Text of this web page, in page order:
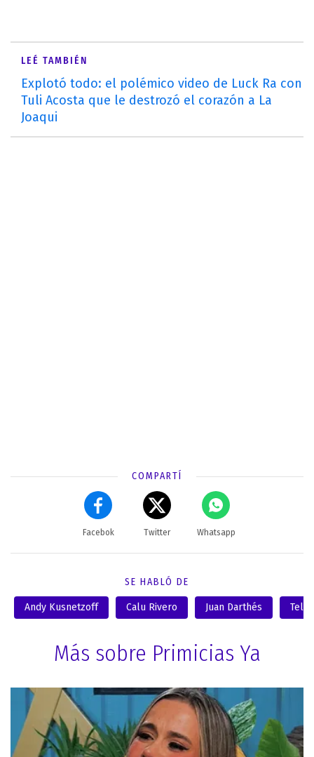
LEÉ TAMBIÉN
Explotó todo: el polémico video de Luck Ra con
Tuli Acosta que le destrozó el corazón a La
Joaqui
COMPARTÍ
Facebok Twitter Whatsapp
SE HABLÓ DE
Andy Kusnetzoff Calu Rivero Juan Darthés
Más sobre Primicias Ya